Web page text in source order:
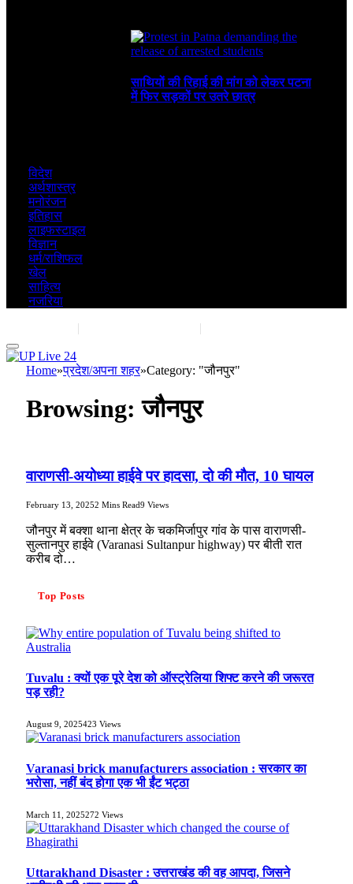
साथियों की रिहाई की मांग को लेकर पटना
में फिर सड़कों पर उतरे छात्र
विदेश
अर्थशास्त्र
मनोरंजन
इतिहास
लाइफस्टाइल
विज्ञान
धर्म/राशिफल
खेल
साहित्य
नजरिया
| |
Home»प्रदेश/अपना शहर»Category: "जौनपुर"
Browsing:जौनपुर
वाराणसी-अयोध्या हाईवे पर हादसा, दो की मौत, 10 घायल
February 13, 20252 Mins Read9 Views
जौनपुर में बक्शा थाना क्षेत्र के चकमिर्जापुर गांव के पास वाराणसी-
सुल्तानपुर हाईवे (Varanasi Sultanpur highway) पर बीती रात
करीब दो…
Top Posts
Tuvalu : क्यों एक पूरे देश को ऑस्ट्रेलिया शिफ्ट करने की जरूरत
पड़ रही?
August 9, 2025423 Views
Varanasi brick manufacturers association : सरकार का
भरोसा, नहीं बंद होगा एक भी ईंट भट्ठा
March 11, 2025272 Views
Uttarakhand Disaster : उत्तराखंड की वह आपदा, जिसने